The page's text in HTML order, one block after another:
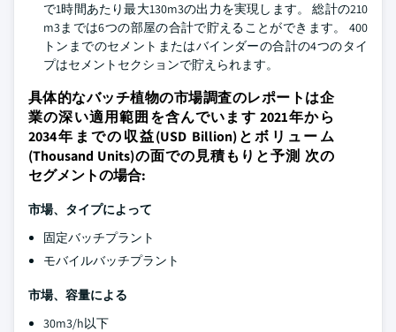
で1時間あたり最大130m3の出力を実現します。 総計の210
m3までは6つの部屋の合計で貯えることができます。 400
トンまでのセメントまたはバインダーの合計の4つのタイ
プはセメントセクションで貯えられます。
具体的なバッチ植物の市場調査のレポートは企
業の深い適用範囲を含んでいます 2021年から
2034年までの収益(USD Billion)とボリューム
(Thousand Units)の面での見積もりと予測 次の
セグメントの場合:
市場、タイプによって
固定バッチプラント
モバイルバッチプラント
市場、容量による
30m3/h以下